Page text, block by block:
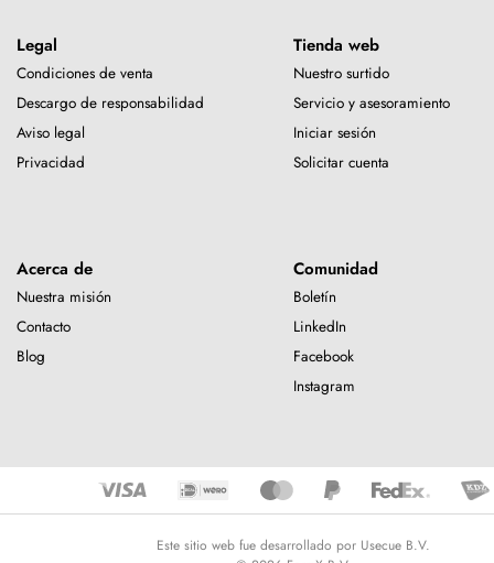
Legal
Condiciones de venta
Descargo de responsabilidad
Aviso legal
Privacidad
Tienda web
Nuestro surtido
Servicio y asesoramiento
Iniciar sesión
Solicitar cuenta
Acerca de
Nuestra misión
Contacto
Blog
Comunidad
Boletín
LinkedIn
Facebook
Instagram
Este sitio web fue desarrollado por Usecue B.V.